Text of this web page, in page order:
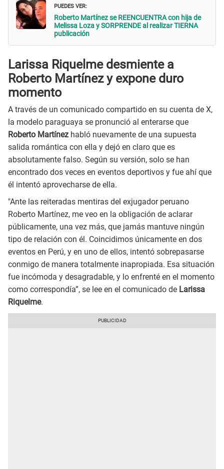
PUEDES VER:
Roberto Martínez se REENCUENTRA con hija de
Melissa Loza y SORPRENDE al realizar TIERNA
publicación
Larissa Riquelme desmiente a
Roberto Martínez y expone duro
momento
A través de un comunicado compartido en su cuenta de X,
la modelo paraguaya se pronunció al enterarse que
Roberto Martínez habló nuevamente de una supuesta
salida romántica con ella y dejó en claro que es
absolutamente falso. Según su versión, solo se han
encontrado dos veces en eventos deportivos y fue ahí que
él intentó aprovecharse de ella.
"Ante las reiteradas mentiras del exjugador peruano
Roberto Martínez, me veo en la obligación de aclarar
públicamente, una vez más, que jamás mantuve ningún
tipo de relación con él. Coincidimos únicamente en dos
eventos en Perú, y en uno de ellos, intentó sobrepasarse
conmigo de manera totalmente inapropiada. Esa situación
fue incómoda y desagradable, y lo enfrenté en el momento
como correspondía”, se lee en el comunicado de Larissa
Riquelme.